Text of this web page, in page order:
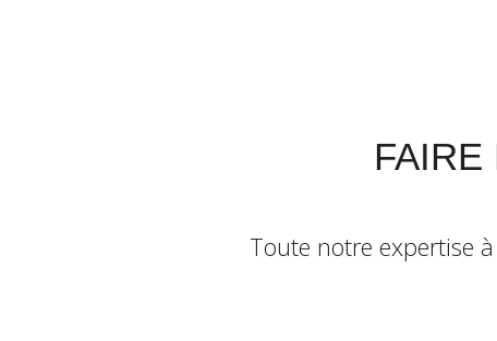
FAIRE
Toute notre expertise